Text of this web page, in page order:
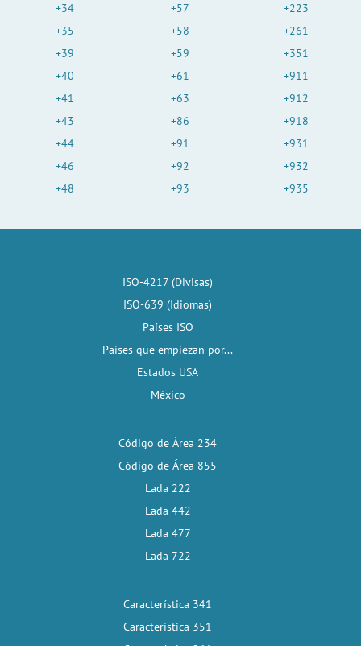
+34
+35
+39
+40
+41
+43
+44
+46
+48
+57
+58
+59
+61
+63
+86
+91
+92
+93
+223
+261
+351
+911
+912
+918
+931
+932
+935
ISO-4217 (Divisas)
ISO-639 (Idiomas)
Países ISO
Países que empiezan por...
Estados USA
México
Código de Área 234
Código de Área 855
Lada 222
Lada 442
Lada 477
Lada 722
Característica 341
Característica 351